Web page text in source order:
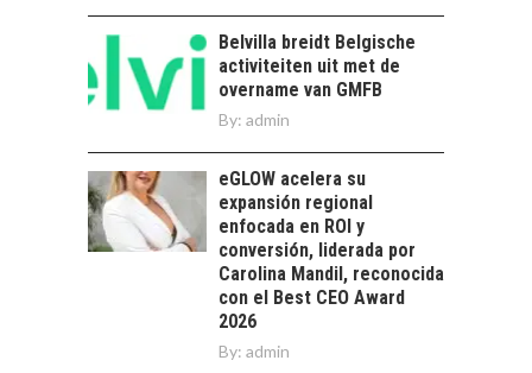
chilenas: clave para un
crecimiento…
CHILE COMO HUB
TECNOLÓGICO DE
AMÉRICA LATINA:
AVANCES Y DESAFÍOS
tecnológico de
América Latina:
avances y desafíos…
LA
TRANSFORMACIÓN
DE LOS RECURSOS
HUMANOS EN LAS
EMPRESAS
CHILENAS
Belvilla breidt Belgische
activiteiten uit met de
overname van GMFB
By: admin
eGLOW acelera su
expansión regional
enfocada en ROI y
conversión, liderada por
Carolina Mandil, reconocida
con el Best CEO Award
2026
By: admin